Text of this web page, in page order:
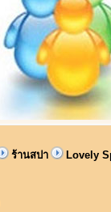
ร้านสปา Lovely